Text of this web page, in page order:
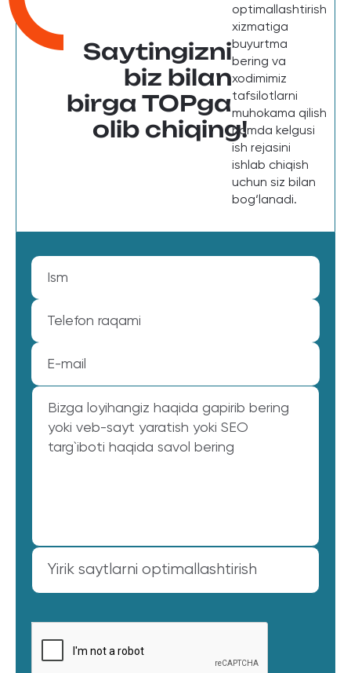
Saytingizni
biz bilan
birga TOPga
olib chiqing!
optimallashtirish
xizmatiga
buyurtma
bering va
xodimimiz
tafsilotlarni
muhokama qilish
hamda kelgusi
ish rejasini
ishlab chiqish
uchun siz bilan
bog‘lanadi.
Yirik saytlarni optimallashtirish